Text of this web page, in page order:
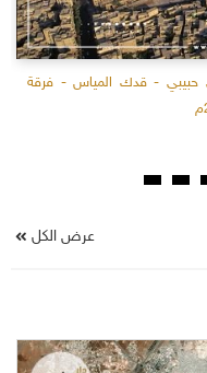
- قدك المياس - فرقة
عرض الكل